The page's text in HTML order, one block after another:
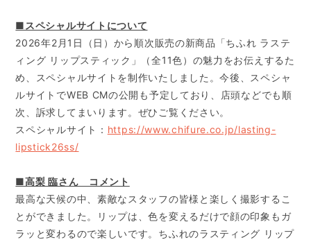
■スペシャルサイトについて
2026年2月1日（日）から順次販売の新商品「ちふれ ラステ
ィング リップスティック」（全11色）の魅力をお伝えするた
め、スペシャルサイトを制作いたしました。今後、スペシャ
ルサイトでWEB CMの公開も予定しており、店頭などでも順
次、訴求してまいります。ぜひご覧ください。
スペシャルサイト： https://www.chifure.co.jp/lasting-
lipstick26ss/
■高梨 臨さん コメント
最高な天候の中、素敵なスタッフの皆様と楽しく撮影するこ
とができました。リップは、色を変えるだけで顔の印象もガ
ラッと変わるので楽しいです。ちふれのラスティング リップ